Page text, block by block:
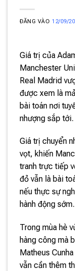
ĐĂNG VÀO 12/09/
Giá trị của
Manchester
Real Madrid
được xem là
bài toán nơi
nhượng sắp tới.
Giá trị chuyển
vọt, khiến
tranh trực tiếp
đỏ vẫn là bài
nếu thực sự
hành động sớm.
Trong mùa hè
hàng công mà
Matheus
vẫn cần thêm